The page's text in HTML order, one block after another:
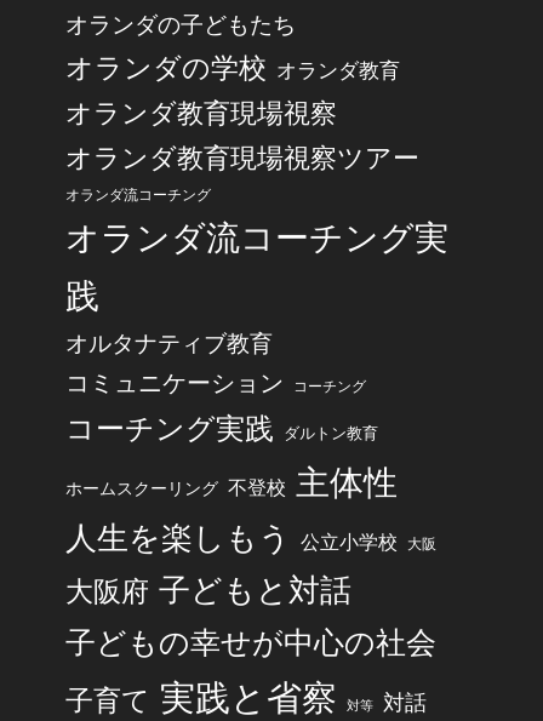
オランダの子どもたち
オランダの学校 オランダ教育
オランダ教育現場視察
オランダ教育現場視察ツアー
オランダ流コーチング
オランダ流コーチング実
践
オルタナティブ教育
コミュニケーション コーチング
コーチング実践 ダルトン教育
ホームスクーリング 不登校 主体性
人生を楽しもう 公立小学校 大阪
大阪府 子どもと対話
子どもの幸せが中心の社会
子育て 実践と省察 対等 対話